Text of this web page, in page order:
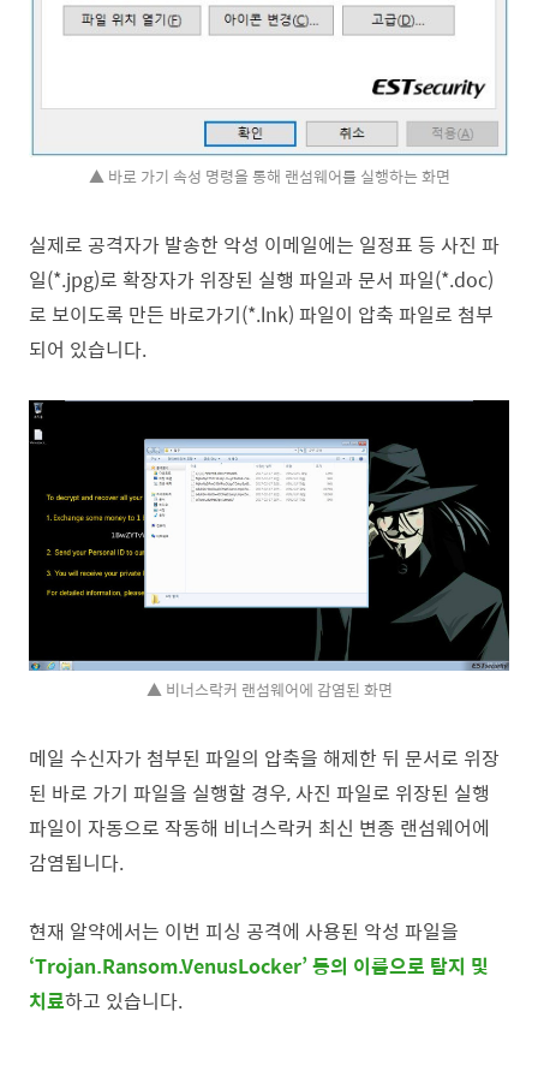
▲ 바로 가기 속성 명령을 통해 랜섬웨어를 실행하는 화면
실제로 공격자가 발송한 악성 이메일에는 일정표 등 사진 파
일(*.jpg)로 확장자가 위장된 실행 파일과 문서 파일(*.doc)
로 보이도록 만든 바로가기(*.lnk) 파일이 압축 파일로 첨부
되어 있습니다.
▲ 비너스락커 랜섬웨어에 감염된 화면
메일 수신자가 첨부된 파일의 압축을 해제한 뒤 문서로 위장
된 바로 가기 파일을 실행할 경우, 사진 파일로 위장된 실행
파일이 자동으로 작동해 비너스락커 최신 변종 랜섬웨어에
감염됩니다.
현재 알약에서는 이번 피싱 공격에 사용된 악성 파일을
‘Trojan.Ransom.VenusLocker’ 등의 이름으로 탐지 및
치료하고 있습니다.